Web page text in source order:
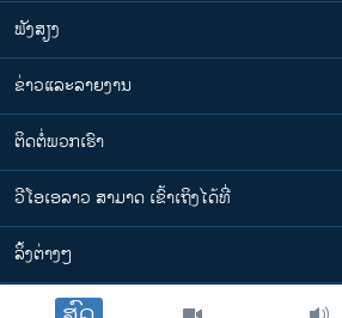
ຟັງສຽງ
ຂ່າວແລະລາຍງານ
ຕິດຕໍ່ພວກເຮົາ
ວີໂອເອລາວ ສາມາດ ເຂົ້າເຖິງໄດ້ທີ່
​ລິ້ງ​ຕ່າງໆ